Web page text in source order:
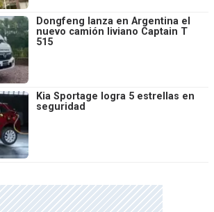
Dongfeng lanza en Argentina el
nuevo camión liviano Captain T
515
Kia Sportage logra 5 estrellas en
seguridad